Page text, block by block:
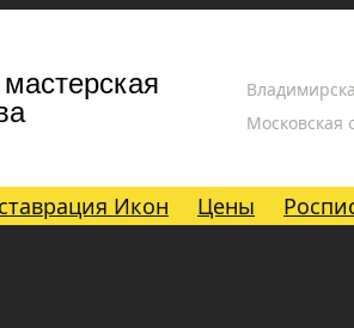
Московская
Икон Цены